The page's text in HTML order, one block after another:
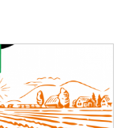
喷洒后通过树枝
养物质的能力，
能力。1.促进发
，增加花蕾，促
品质。瓜类、豆
物生长得更快。2.
后，叶子呈嫩绿
等作物在开花前后